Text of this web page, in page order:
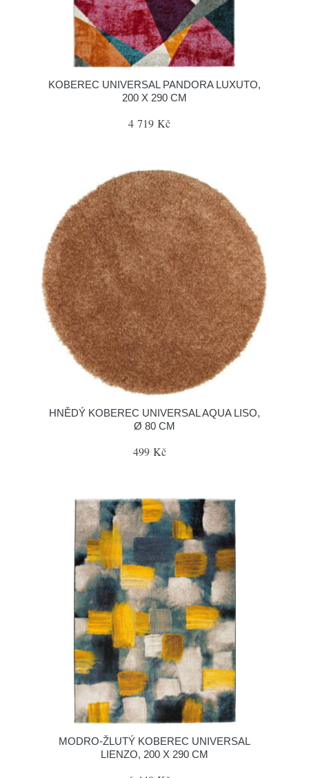
KOBEREC UNIVERSAL PANDORA LUXUTO,
200 X 290 CM
4 719 Kč
HNĚDÝ KOBEREC UNIVERSAL AQUA LISO,
Ø 80 CM
499 Kč
MODRO-ŽLUTÝ KOBEREC UNIVERSAL
LIENZO, 200 X 290 CM